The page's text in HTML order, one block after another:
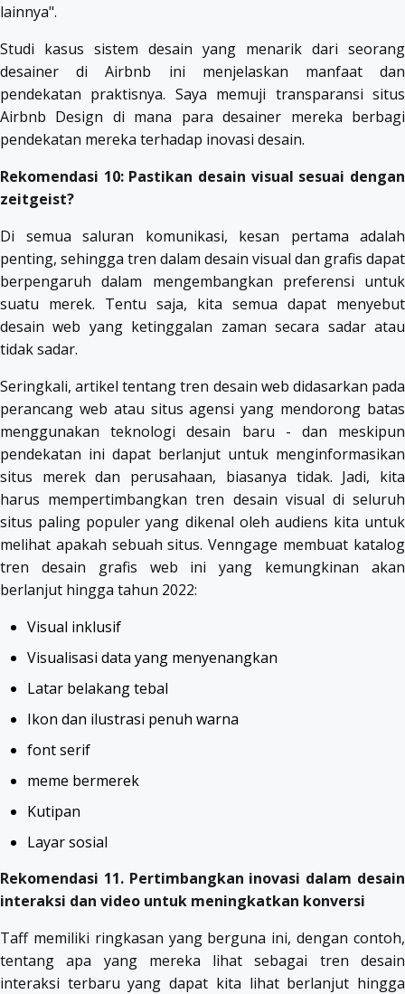
lainnya".
Studi kasus sistem desain yang menarik dari seorang
desainer di Airbnb ini menjelaskan manfaat dan
pendekatan praktisnya. Saya memuji transparansi situs
Airbnb Design di mana para desainer mereka berbagi
pendekatan mereka terhadap inovasi desain.
Rekomendasi 10: Pastikan desain visual sesuai dengan
zeitgeist?
Di semua saluran komunikasi, kesan pertama adalah
penting, sehingga tren dalam desain visual dan grafis dapat
berpengaruh dalam mengembangkan preferensi untuk
suatu merek. Tentu saja, kita semua dapat menyebut
desain web yang ketinggalan zaman secara sadar atau
tidak sadar.
Seringkali, artikel tentang tren desain web didasarkan pada
perancang web atau situs agensi yang mendorong batas
menggunakan teknologi desain baru - dan meskipun
pendekatan ini dapat berlanjut untuk menginformasikan
situs merek dan perusahaan, biasanya tidak. Jadi, kita
harus mempertimbangkan tren desain visual di seluruh
situs paling populer yang dikenal oleh audiens kita untuk
melihat apakah sebuah situs. Venngage membuat katalog
tren desain grafis web ini yang kemungkinan akan
berlanjut hingga tahun 2022:
Visual inklusif
Visualisasi data yang menyenangkan
Latar belakang tebal
Ikon dan ilustrasi penuh warna
font serif
meme bermerek
Kutipan
Layar sosial
Rekomendasi 11. Pertimbangkan inovasi dalam desain
interaksi dan video untuk meningkatkan konversi
Taff memiliki ringkasan yang berguna ini, dengan contoh,
tentang apa yang mereka lihat sebagai tren desain
interaksi terbaru yang dapat kita lihat berlanjut hingga